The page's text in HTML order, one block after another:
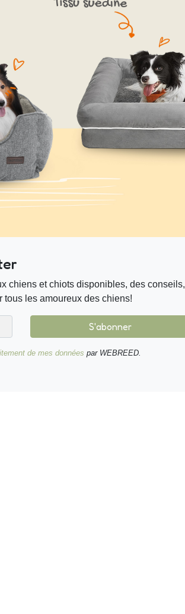
chiens et chiots disponibles, des conseils,
tous les amoureux des chiens!
S'abonner
de mes données par WEBREED.